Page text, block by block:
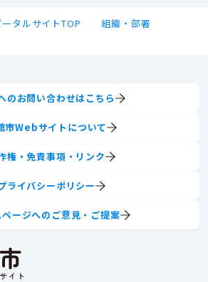
タルサイトTOP
組織・部署
のお問い合わせはこちら
市Webサイトについて
権・免責事項・リンク
ライバシーポリシー
ページへのご意見・ご提案